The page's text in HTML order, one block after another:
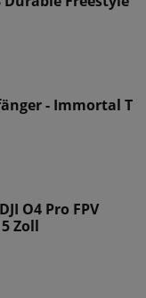
- Immortal T
O4 Pro FPV
Zoll